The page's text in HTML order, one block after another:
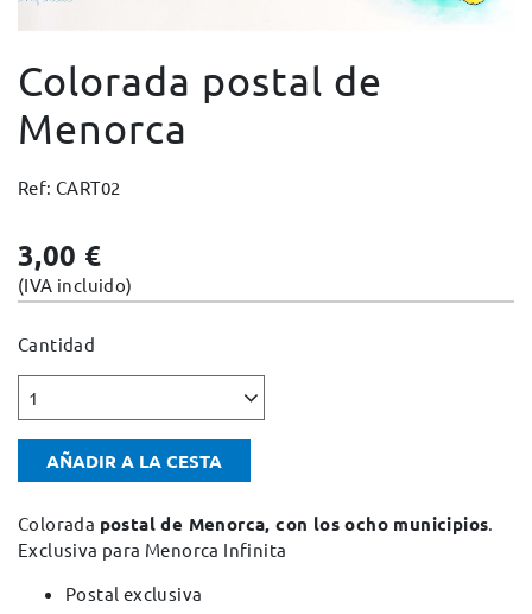
Condiciones y garantías
Pago seguro
Política de privacidad
Mapa web
Colorada postal de
Menorca
Ref: CART02
3,00 €
(IVA incluido)
Cantidad
1
AÑADIR A LA CESTA
Colorada postal de Menorca, con los ocho municipios.
Exclusiva para Menorca Infinita
Postal exclusiva